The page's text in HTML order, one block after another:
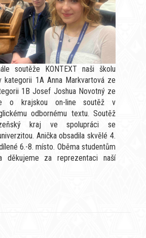
soutěže KONTEXT naši školu
kategorii 1A Anna Markvartová ze
1B Josef Joshua Novotný ze
o krajskou on-line soutěž v
odbornému textu. Soutěž
kraj ve spolupráci se
Anička obsadila skvělé 4.
6.-8. místo. Oběma studentům
děkujeme za reprezentaci naší